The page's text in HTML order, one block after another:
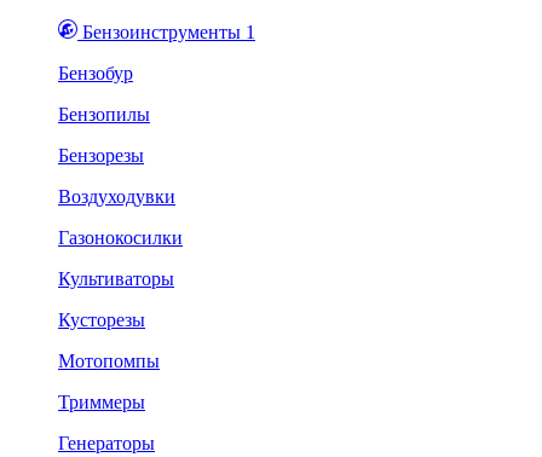
Бензоинструменты 1
Бензобур
Бензопилы
Бензорезы
Воздуходувки
Газонокосилки
Культиваторы
Кусторезы
Мотопомпы
Триммеры
Генераторы